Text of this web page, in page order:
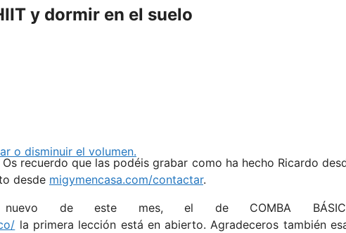
y dormir en el suelo
o disminuir el volumen.
recuerdo que las podéis grabar como ha hecho Ricardo
desde migymencasa.com/contactar.
de este mes, el de COMBA
la primera lección está en abierto. Agradeceros también